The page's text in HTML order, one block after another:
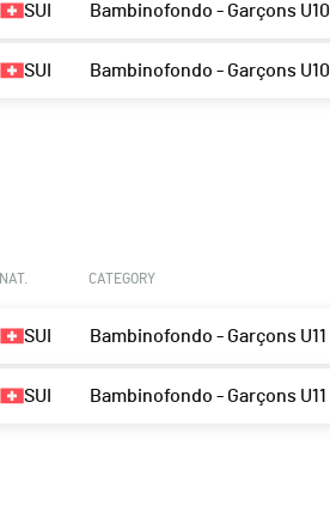
SUI Bambinofondo - Garçons U10
SUI Bambinofondo - Garçons U10
NAT. CATEGORY
SUI Bambinofondo - Garçons U11
SUI Bambinofondo - Garçons U11